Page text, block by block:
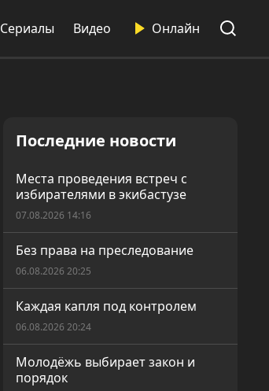
Сериалы Видео Онлайн
Последние новости
Места проведения встреч с
избирателями в экибастузе
07.08.2026 14:16
Без права на преследование
06.08.2026 20:25
Каждая капля под контролем
06.08.2026 20:24
Молодёжь выбирает закон и
порядок